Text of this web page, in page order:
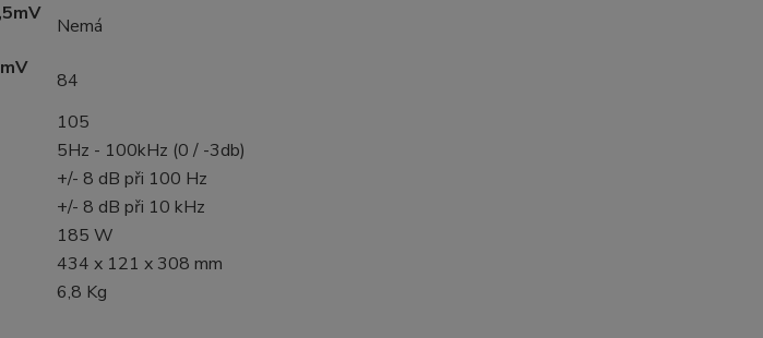
Nemá
84
105
5Hz - 100kHz (0 / -3db)
+/- 8 dB při 100 Hz
+/- 8 dB při 10 kHz
185 W
434 x 121 x 308 mm
6,8 Kg